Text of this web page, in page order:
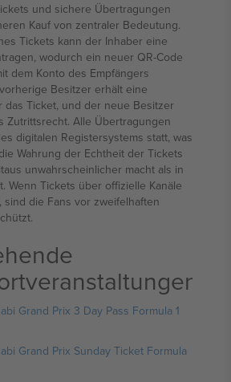
und sichere Übertragungen
Kauf von zentraler Bedeutung.
Tickets kann der Inhaber eine
wodurch ein neuer QR-Code
dem Konto des Empfängers
Besitzer erhält eine
das Ticket, und der neue Besitzer
Zutrittsrecht. Alle Übertragungen
digitalen Registersystems statt, was
Wahrung der Echtheit der Tickets
unwahrscheinlicher macht als in
Wenn Tickets über offizielle Kanäle
die Fans vor zweifelhaften
Grand Prix 3 Day Pass Formula 1
Grand Prix Sunday Ticket Formula